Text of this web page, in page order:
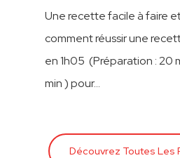
Une recette facile à faire
comment réussir une
en 1h05 (Préparation : 20
min ) pour…
Découvrez Toutes Les